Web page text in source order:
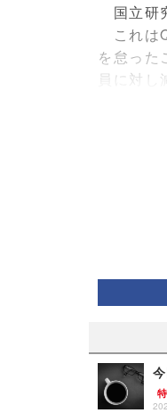
国立研
これは
を怠った
員に対し